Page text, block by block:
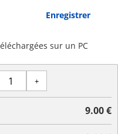
Enregistrer
sur un PC
+
9.00 €